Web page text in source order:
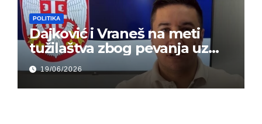
POLITIKA
Dajković i Vraneš na meti
tužilaštva zbog pevanja uz
gusle
19/06/2026